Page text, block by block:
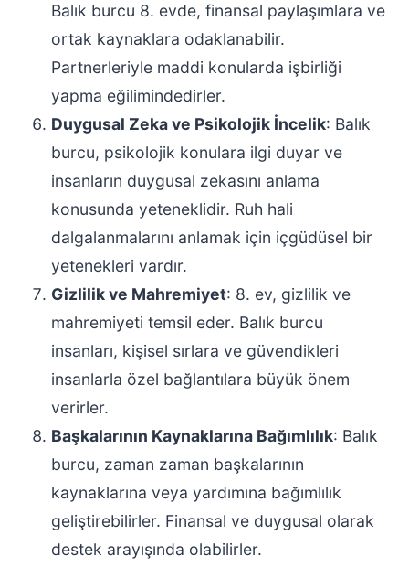
Balık burcu 8. evde, finansal paylaşımlara ve
ortak kaynaklara odaklanabilir.
Partnerleriyle maddi konularda işbirliği
yapma eğilimindedirler.
Duygusal Zeka ve Psikolojik İncelik: Balık
burcu, psikolojik konulara ilgi duyar ve
insanların duygusal zekasını anlama
konusunda yeteneklidir. Ruh hali
dalgalanmalarını anlamak için içgüdüsel bir
yetenekleri vardır.
Gizlilik ve Mahremiyet: 8. ev, gizlilik ve
mahremiyeti temsil eder. Balık burcu
insanları, kişisel sırlara ve güvendikleri
insanlarla özel bağlantılara büyük önem
verirler.
Başkalarının Kaynaklarına Bağımlılık: Balık
burcu, zaman zaman başkalarının
kaynaklarına veya yardımına bağımlılık
geliştirebilirler. Finansal ve duygusal olarak
destek arayışında olabilirler.